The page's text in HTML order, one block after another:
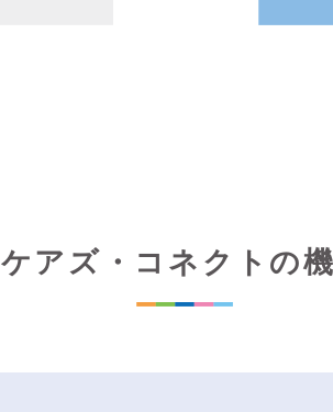
ケアズ・コネクトの